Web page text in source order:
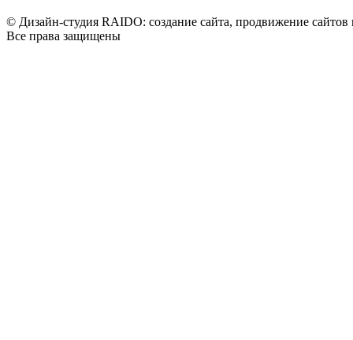
© Дизайн-студия RAIDO: создание сайта, продвижение сайтов
Все права защищены